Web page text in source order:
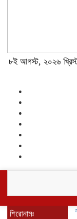
৮ই আগস্ট, ২০২৬
শিরোনামঃ
চড়া দামে